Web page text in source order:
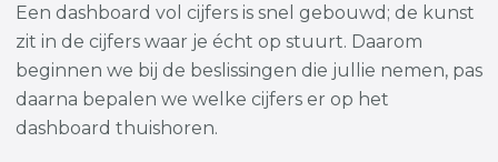
Een dashboard vol cijfers is snel gebouwd; de kunst
zit in de cijfers waar je écht op stuurt. Daarom
beginnen we bij de beslissingen die jullie nemen, pas
daarna bepalen we welke cijfers er op het
dashboard thuishoren.